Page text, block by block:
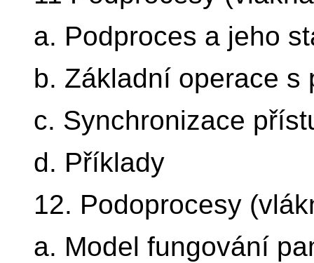
a. Podproces a jeho
b. Základní operace s
c. Synchronizace
d. Příklady
12. Podoprocesy
a. Model fungování